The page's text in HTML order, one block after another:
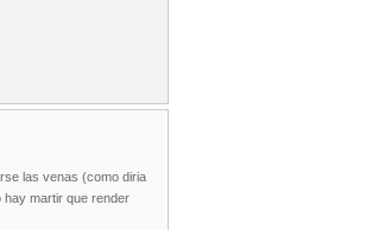
las venas (como diria
hay martir que render